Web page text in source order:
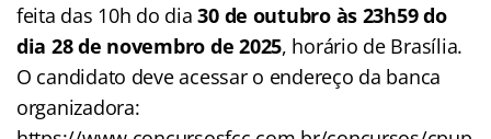
feita das 10h do dia30 de outubro às 23h59 do
dia 28 de novembro de 2025, horário de Brasília.
O candidato deve acessar o endereço da banca
organizadora: